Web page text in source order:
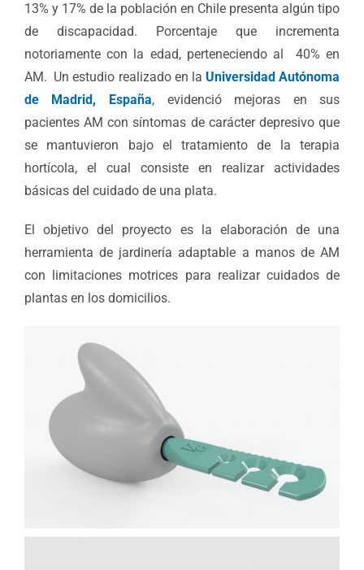
13% y 17% de la población en Chile presenta algún tipo
de discapacidad. Porcentaje que incrementa
notoriamente con la edad, perteneciendo al 40% en
AM. Un estudio realizado en la Universidad Autónoma
de Madrid, España, evidenció mejoras en sus
pacientes AM con síntomas de carácter depresivo que
se mantuvieron bajo el tratamiento de la terapia
hortícola, el cual consiste en realizar actividades
básicas del cuidado de una plata.
El objetivo del proyecto es la elaboración de una
herramienta de jardinería adaptable a manos de AM
con limitaciones motrices para realizar cuidados de
plantas en los domicilios.